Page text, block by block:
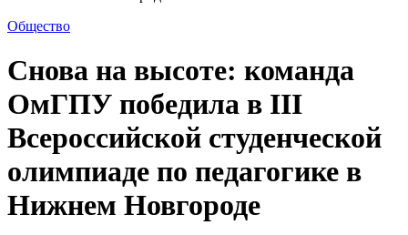
Общество
Снова на высоте: команда
ОмГПУ победила в III
Всероссийской студенческой
олимпиаде по педагогике в
Нижнем Новгороде